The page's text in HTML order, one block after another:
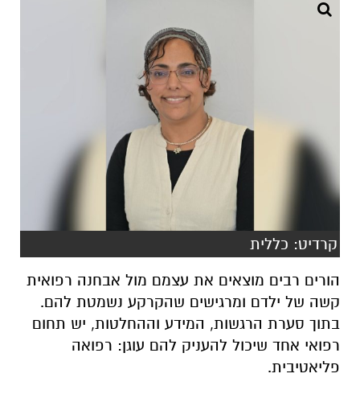
קרדיט: כללית
הורים רבים מוצאים את עצמם מול אבחנה רפואית
קשה של ילדם ומרגישים שהקרקע נשמטת להם.
בתוך סערת הרגשות, המידע וההחלטות, יש תחום
רפואי אחד שיכול להעניק להם עוגן: רפואה
פליאטיבית.